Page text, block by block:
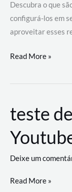
Descubra o que
configurá-los em
aproveitar esses
GitHub
revoluciona
de
trabalho
com
a
workflows
Read More »
teste
Deixe um
teste
Read More »